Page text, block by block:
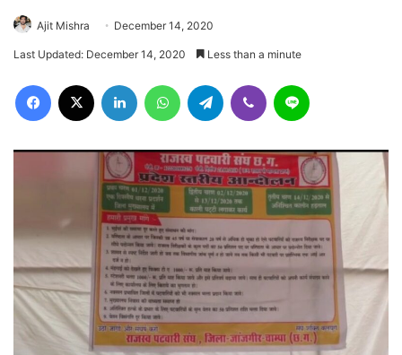
Ajit Mishra December 14, 2020
Last Updated: December 14, 2020 Less than a minute
Facebook LinkedIn WhatsAppTelegram Viber